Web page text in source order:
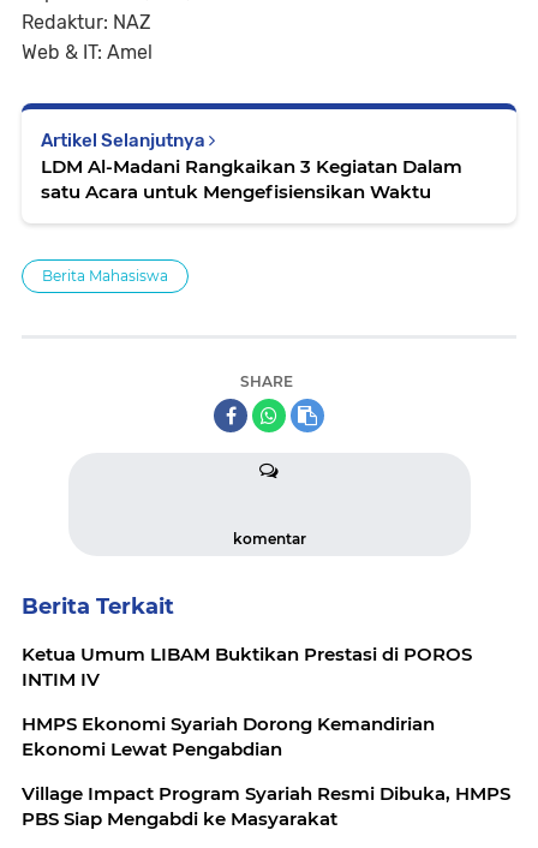
Redaktur: NAZ
Web & IT: Amel
Artikel Selanjutnya
LDM Al-Madani Rangkaikan 3 Kegiatan Dalam
satu Acara untuk Mengefisiensikan Waktu
Berita Mahasiswa
SHARE
komentar
Berita Terkait
Ketua Umum LIBAM Buktikan Prestasi di POROS
INTIM IV
HMPS Ekonomi Syariah Dorong Kemandirian
Ekonomi Lewat Pengabdian
Village Impact Program Syariah Resmi Dibuka, HMPS
PBS Siap Mengabdi ke Masyarakat